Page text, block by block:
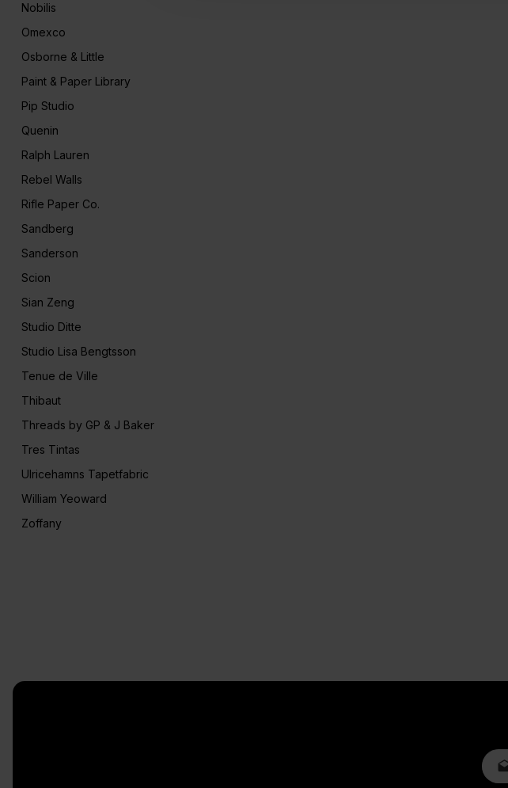
Nobilis
Omexco
Osborne & Little
Paint & Paper Library
Pip Studio
Quenin
Ralph Lauren
Rebel Walls
Rifle Paper Co.
Sandberg
Sanderson
Scion
Sian Zeng
Studio Ditte
Studio Lisa Bengtsson
Tenue de Ville
Thibaut
Threads by GP & J Baker
Tres Tintas
Ulricehamns Tapetfabric
William Yeoward
Zoffany